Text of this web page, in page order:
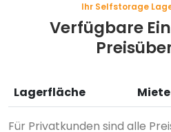
Ihr Selfstorage
Verfügbare
Lagerfläche
Für Privatkunden sind alle